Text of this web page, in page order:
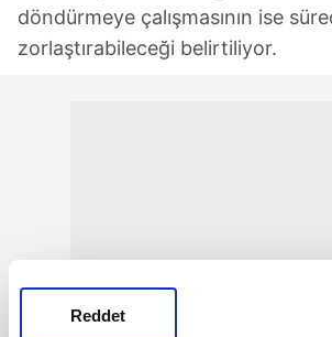
Reddet
döndürmeye çalışmasının ise
zorlaştırabileceği belirtiliyor.